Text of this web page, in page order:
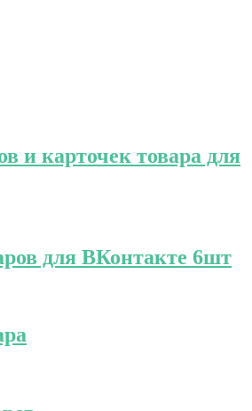
и карточек товара для
для ВКонтакте 6шт